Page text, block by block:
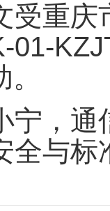
受重庆
01-
宁，通
全与标